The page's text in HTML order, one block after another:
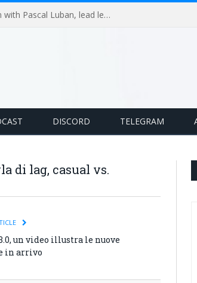
GameLoop Podcast #GL54: Q&A session with Pascal Luban, lead level designer on Splinter Cell multiplayer games
DISCORD TELEGRAM
di lag, casual vs.
un video illustra le nuove
in arrivo